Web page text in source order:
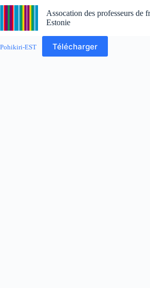
Skip
Assocation des professeurs de
Estonie
Pohikiri-EST Télécharger